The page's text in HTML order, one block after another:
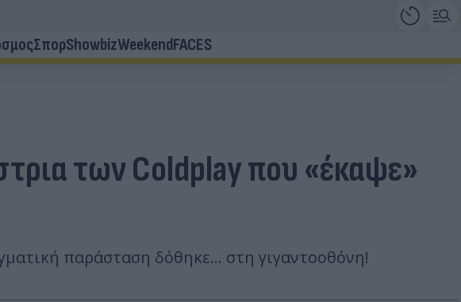
ΣπορShowbizWeekendFACES
των Coldplay που «έκαψε»
παράσταση δόθηκε… στη γιγαντοοθόνη!